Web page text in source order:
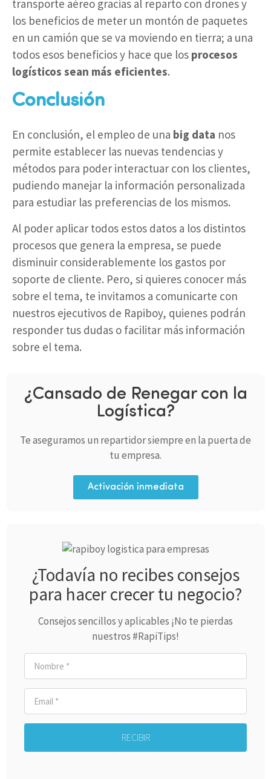
transporte aéreo gracias al reparto con drones y
los beneficios de meter un montón de paquetes
en un camión que se va moviendo en tierra; a una
todos esos beneficios y hace que los procesos
logísticos sean más eficientes.
Conclusión
En conclusión, el empleo de una big data nos
permite establecer las nuevas tendencias y
métodos para poder interactuar con los clientes,
pudiendo manejar la información personalizada
para estudiar las preferencias de los mismos.
Al poder aplicar todos estos datos a los distintos
procesos que genera la empresa, se puede
disminuir considerablemente los gastos por
soporte de cliente. Pero, si quieres conocer más
sobre el tema, te invitamos a comunicarte con
nuestros ejecutivos de Rapiboy, quienes podrán
responder tus dudas o facilitar más información
sobre el tema.
¿Cansado de Renegar con la
Logística?
Te aseguramos un repartidor siempre en la puerta de
tu empresa.
Activación inmediata
¿Todavía no recibes consejos
para hacer crecer tu negocio?
Consejos sencillos y aplicables ¡No te pierdas
nuestros #RapiTips!
RECIBIR